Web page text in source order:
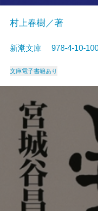
村上春樹／著
新潮文庫 978-4-10-
文庫電子書籍あり